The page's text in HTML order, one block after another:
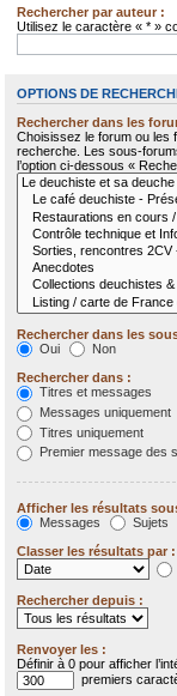
Rechercher par auteur :
Utilisez le caractère « * »
OPTIONS DE
Rechercher dans les
Choisissez le forum ou les
recherche. Les sous-
l’option ci-dessous «
Rechercher dans les
Oui
Non
Rechercher dans :
Titres et messages
Messages uniquement
Titres uniquement
Premier message des
Afficher les résultats
Messages
Sujets
Classer les résultats par :
Rechercher depuis :
Renvoyer les :
Définir à 0 pour afficher
premiers